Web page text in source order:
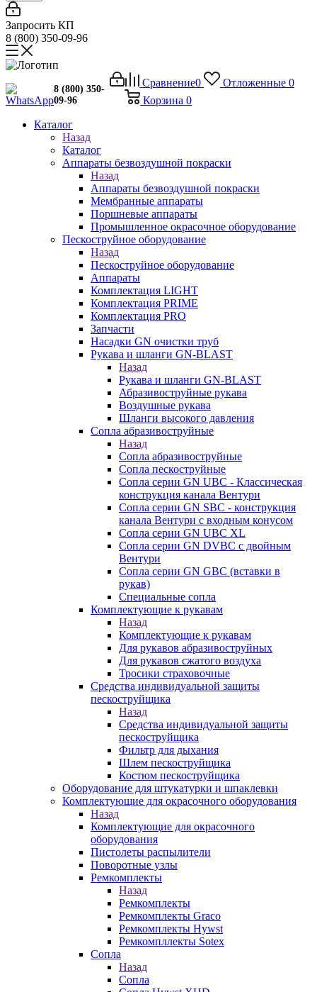
Запросить КП
8 (800) 350-09-96
Сравнение0 Отложенные 0
Корзина 0
8 (800) 350-
09-96
Каталог
Назад
Каталог
Аппараты безвоздушной покраски
Назад
Аппараты безвоздушной покраски
Мембранные аппараты
Поршневые аппараты
Промышленное окрасочное оборудование
Пескоструйное оборудование
Назад
Пескоструйное оборудование
Аппараты
Комплектация LIGHT
Комплектация PRIME
Комплектация PRO
Запчасти
Насадки GN очистки труб
Рукава и шланги GN-BLAST
Назад
Рукава и шланги GN-BLAST
Абразивоструйные рукава
Воздушные рукава
Шланги высокого давления
Сопла абразивоструйные
Назад
Сопла абразивоструйные
Сопла пескоструйные
Сопла серии GN UBC - Классическая
конструкция канала Вентури
Сопла серии GN SBC - конструкция
канала Вентури c входным конусом
Сопла серии GN UBC XL
Сопла серии GN DVBC с двойным
Вентури
Сопла серии GN GBC (вставки в
рукав)
Специальные сопла
Комплектующие к рукавам
Назад
Комплектующие к рукавам
Для рукавов абразивоструйных
Для рукавов сжатого воздуха
Тросики страховочные
Средства индивидуальной защиты
пескоструйщика
Назад
Средства индивидуальной защиты
пескоструйщика
Фильтр для дыхания
Шлем пескоструйщика
Костюм пескоструйщика
Оборудование для штукатурки и шпаклевки
Комплектующие для окрасочного оборудования
Назад
Комплектующие для окрасочного
оборудования
Пистолеты распылители
Поворотные узлы
Ремкомплекты
Назад
Ремкомплекты
Ремкомплекты Graco
Ремкомплекты Hywst
Ремкомпллекты Sotex
Сопла
Назад
Сопла